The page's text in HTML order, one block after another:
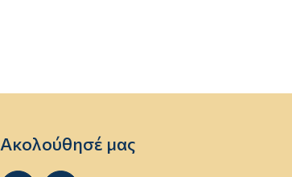
Ακολούθησέ μας